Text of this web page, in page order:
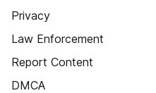
Privacy
Law Enforcement
Report Content
DMCA